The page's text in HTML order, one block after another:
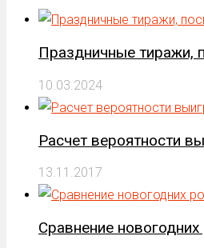
Праздничные тиражи,
10.03.2024
Расчет вероятности
13.11.2017
Сравнение